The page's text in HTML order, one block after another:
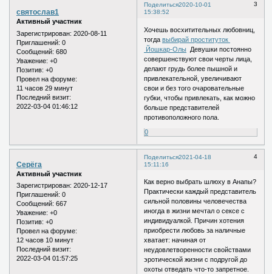
Поделиться 3
2020-10-01
15:38:52
святослав1
Активный участник
Зарегистрирован: 2020-08-11
Приглашений: 0
Сообщений: 680
Уважение: +0
Позитив: +0
Провел на форуме:
11 часов 29 минут
Последний визит:
2022-03-04 01:46:12
Хочешь восхитительных любовниц,
тогдавыбирай проституток
Йошкар-Олы Девушки постоянно
совершенствуют свои черты лица,
делают грудь более пышной и
привлекательной, увеличивают
свои и без того очаровательные
губки, чтобы привлекать, как можно
больше представителей
противоположного пола.
0
Поделиться 4
2021-04-18
15:11:16
Серёга
Активный участник
Зарегистрирован: 2020-12-17
Приглашений: 0
Сообщений: 667
Уважение: +0
Позитив: +0
Провел на форуме:
12 часов 10 минут
Последний визит:
2022-03-04 01:57:25
Как верно выбрать шлюху в Анапы?
Практически каждый представитель
сильной половины человечества
иногда в жизни мечтал о сексе с
индивидуалкой. Причин хотения
приобрести любовь за наличные
хватает: начиная от
неудовлетворенности свойствами
эротической жизни с подругой до
охоты отведать что-то запретное.